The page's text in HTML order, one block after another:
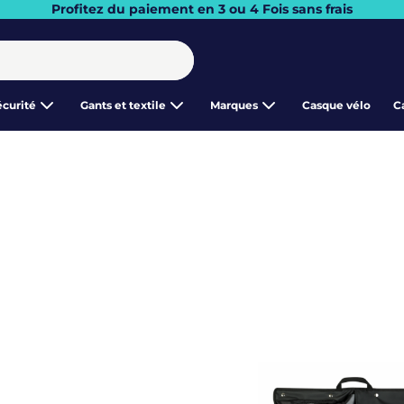
Profitez du paiement en 3 ou 4 Fois sans frais
Gants et textile Marques Casque vélo